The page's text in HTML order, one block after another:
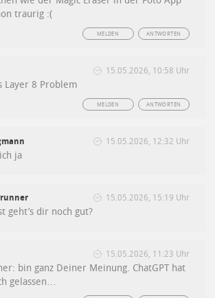
traurig :(
ANTWORTEN
MELDEN
15.05.2026, 10:58 Uhr
Layer 8 Problem
ANTWORTEN
MELDEN
15.05.2026, 12:32 Uhr
ja
15.05.2026, 15:19 Uhr
geht’s dir noch gut?
15.05.2026, 11:23 Uhr
bin ganz Deiner Meinung. ChatGPT hat
gelassen…